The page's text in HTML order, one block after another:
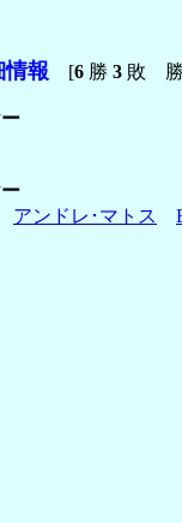
情報 [6 勝 3 敗
アンドレ･マトス